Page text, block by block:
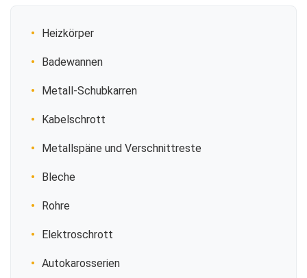
Heizkörper
Badewannen
Metall-Schubkarren
Kabelschrott
Metallspäne und Verschnittreste
Bleche
Rohre
Elektroschrott
Autokarosserien